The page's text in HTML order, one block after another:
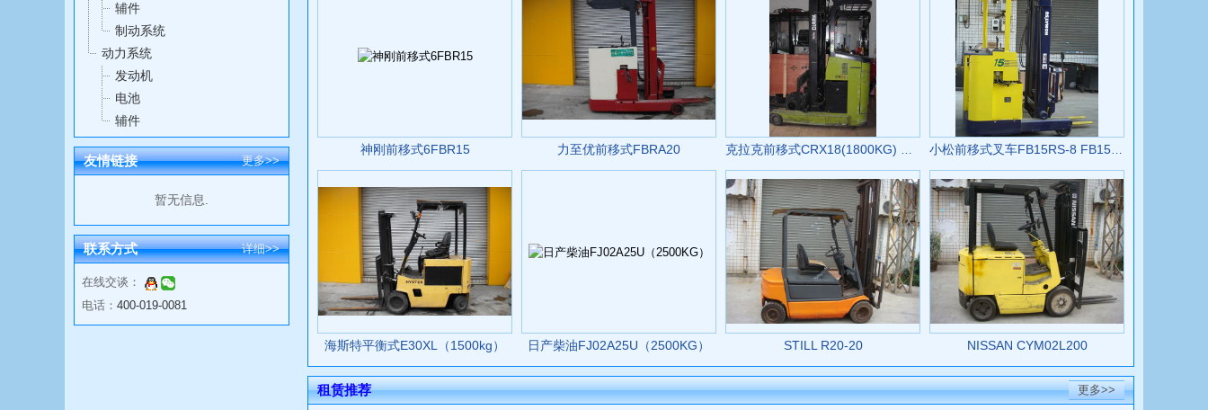
辅件
制动系统
动力系统
发动机
电池
辅件
友情链接 更多>>
暂无信息.
联系方式 详细>>
在线交谈：
电话： 400-019-0081
神刚前移式6FBR15 力至优前移式FBRA20 克拉克前移式CRX18(1800KG) 叉车 小松前移式叉车FB15RS-8 FB15RS-8
海斯特平衡式E30XL（1500kg） 日产柴油FJ02A25U（2500KG） STILL R20-20 NISSAN CYM02L200
租赁推荐 更多>>